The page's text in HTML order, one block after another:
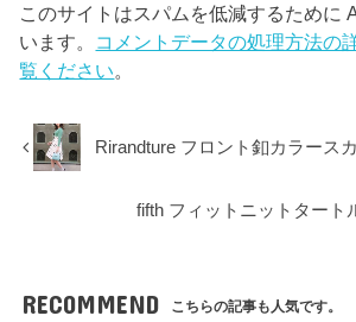
このサイトはスパムを低減するために
います。 コメントデータの処理方法の
覧ください。
Rirandture フロント釦カラース
fifth フィットニットタート
RECOMMEND こちらの記事も人気です。